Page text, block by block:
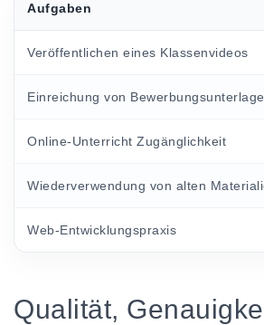
Aufgaben
Veröffentlichen eines Klassenvideos
Einreichung von
Online-Unterricht Zugänglichkeit
Wiederverwendung von alten
Web-Entwicklungspraxis
Qualität,